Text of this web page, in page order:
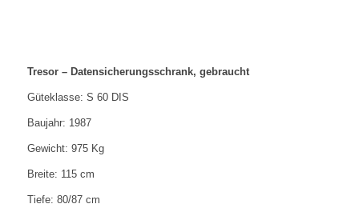
Tresor – Datensicherungsschrank, gebraucht
Güteklasse: S 60 DIS
Baujahr: 1987
Gewicht: 975 Kg
Breite: 115 cm
Tiefe: 80/87 cm